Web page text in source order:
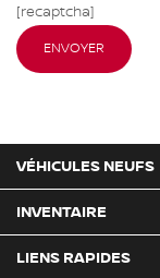
[recaptcha]
VÉHICULES NEUFS
INVENTAIRE
LIENS RAPIDES